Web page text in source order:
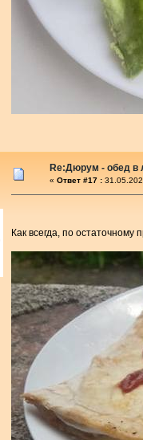
Re:Дюрум - обед в
« Ответ #17 :
Как всегда, по остаточному